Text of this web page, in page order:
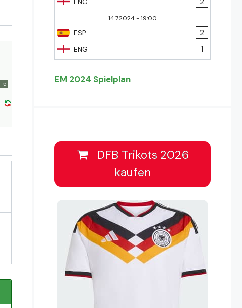
5'
14.7.2024-19:00
ESP
ENG
2
1
EM 2024 Spielplan
DFB Trikots 2026
kaufen